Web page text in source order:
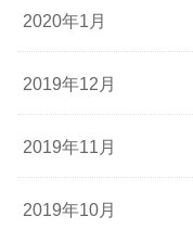
2020年1月
2019年12月
2019年11月
2019年10月